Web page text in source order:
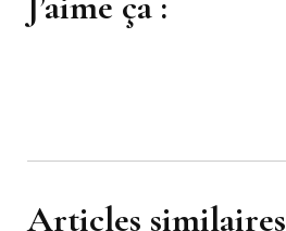
Articles similaires